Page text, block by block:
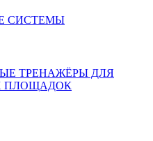
СИСТЕМЫ
ТРЕНАЖЁРЫ ДЛЯ
ПЛОЩАДОК